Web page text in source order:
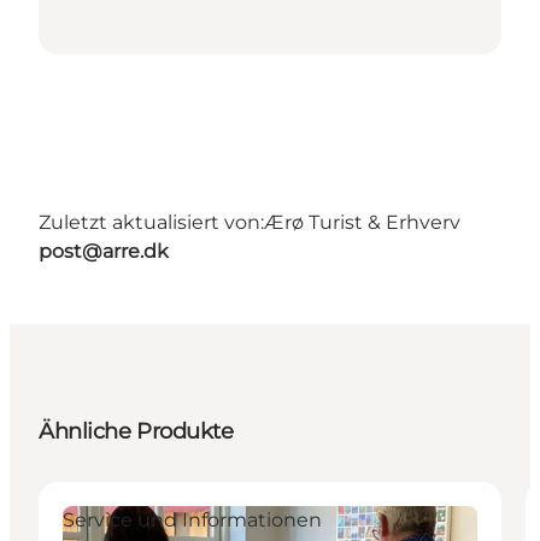
Zuletzt aktualisiert von:Ærø Turist & Erhverv
post@arre.dk
Ähnliche Produkte
Service und Informationen